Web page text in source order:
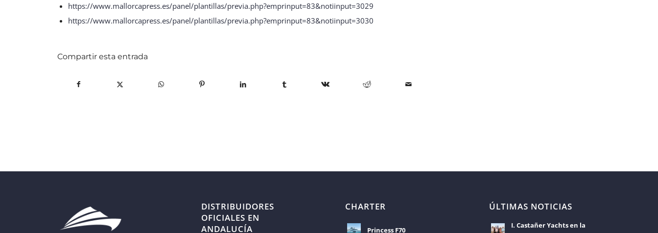
https://www.mallorcapress.es/panel/plantillas/previa.php?emprinput=83&notiinput=3029
https://www.mallorcapress.es/panel/plantillas/previa.php?emprinput=83&notiinput=3030
Compartir esta entrada
DISTRIBUIDORES
OFICIALES EN
ANDALUCÍA
CHARTER
Princess F70
ÚLTIMAS NOTICIAS
I. Castañer Yachts en la